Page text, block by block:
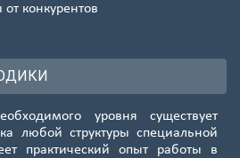
конкурентов
уровня существует
любой структуры специальной
практический опыт работы в